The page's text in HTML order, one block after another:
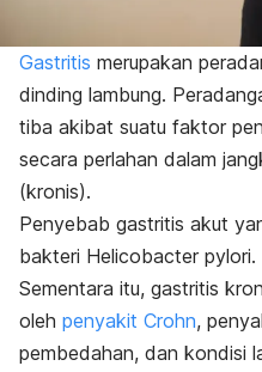
Gastritis merupakan
dinding lambung.
tiba akibat suatu faktor
secara perlahan dalam
(kronis).
Penyebab gastritis akut
bakteri Helicobacter pylori.
Sementara itu, gastritis
oleh penyakit Crohn,
pembedahan, dan kondisi